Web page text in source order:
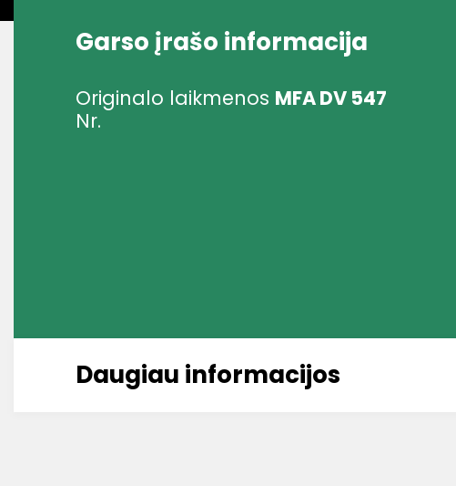
Garso įrašo informacija
Originalo laikmenos
Nr.
MFA DV 547
Daugiau informacijos